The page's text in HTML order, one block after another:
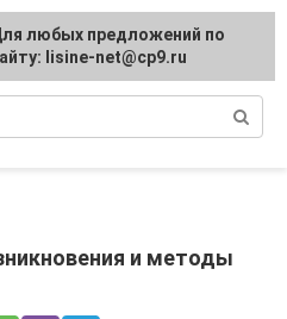
и методы
любых предложений по
lisine-net@cp9.ru